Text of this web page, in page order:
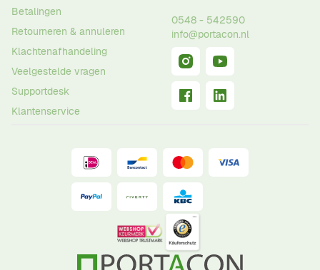
Betalingen
Retourneren & annuleren
Klachtenafhandeling
Veelgestelde vragen
Supportdesk
Klantenservice
0548 - 542590
info@portacon.nl